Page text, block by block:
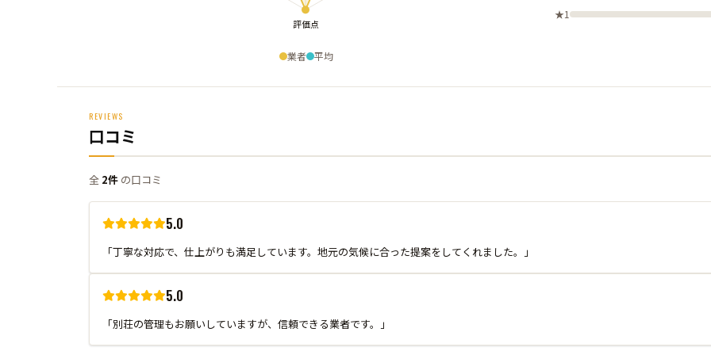
業者 平均
★1
REVIEWS
口コミ
全 2件 の口コミ
5.0
「丁寧な対応で、仕上がりも満足しています。地元の気候に合った提案をしてくれました。」
5.0
「別荘の管理もお願いしていますが、信頼できる業者です。」